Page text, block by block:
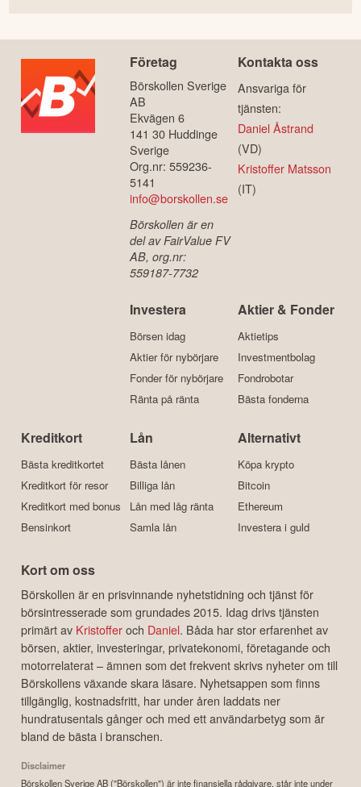
Företag
Börskollen Sverige
AB
Ekvägen 6
141 30 Huddinge
Sverige
Org.nr: 559236-
5141
info@borskollen.se
Börskollen är en
del av FairValue FV
AB, org.nr:
559187-7732
Kontakta oss
Ansvariga för
tjänsten:
Daniel Åstrand
(VD)
Kristoffer Matsson
(IT)
Investera
Börsen idag
Aktier för nybörjare
Fonder för nybörjare
Ränta på ränta
Aktier & Fonder
Aktietips
Investmentbolag
Fondrobotar
Bästa fonderna
Kreditkort
Bästa kreditkortet
Kreditkort för resor
Kreditkort med bonus
Bensinkort
Lån
Bästa lånen
Billiga lån
Lån med låg ränta
Samla lån
Alternativt
Köpa krypto
Bitcoin
Ethereum
Investera i guld
Kort om oss
Börskollen är en prisvinnande nyhetstidning och tjänst för
börsintresserade som grundades 2015. Idag drivs tjänsten
primärt av Kristofferoch Daniel. Båda har stor erfarenhet av
börsen, aktier, investeringar, privatekonomi, företagande och
motorrelaterat – ämnen som det frekvent skrivs nyheter om till
Börskollens växande skara läsare. Nyhetsappen som finns
tillgänglig, kostnadsfritt, har under åren laddats ner
hundratusentals gånger och med ett användarbetyg som är
bland de bästa i branschen.
Disclaimer
Börskollen Sverige AB ("Börskollen") är inte finansiella rådgivare, står inte under